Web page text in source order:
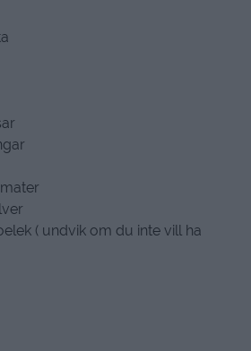
( undvik om du inte vill ha